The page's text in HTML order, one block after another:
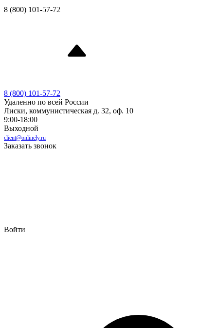
8 (800) 101-57-72
8 (800) 101-57-72
Удаленно по всей России
Лиски, коммунистическая д. 32, оф. 10
9:00-18:00
Выходной
client@onlinely.ru
Заказать звонок
Войти